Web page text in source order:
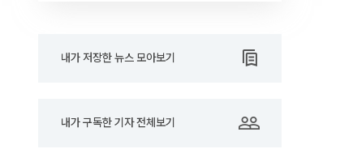
내가 저장한 뉴스 모아보기
내가 구독한 기자 전체보기